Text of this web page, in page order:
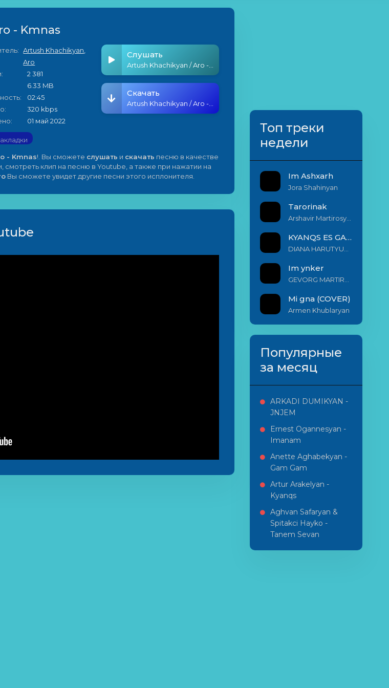
- Kmnas
Artush Khachikyan
Aro
2 381
6.33 MB
02:45
320 kbps
01 май 2022
Слушать
Скачать
- Kmnas!. Вы сможете слушать и скачать песню в качестве
смотреть клип на песню в Youtube, а также при нажатии на
Вы сможете увидет другие песни этого исплонителя.
Топ треки
недели
Im Ashxarh
Jora Shahinyan
Tarorinak
KYANQS ES GALIS EM
Im ynker
Mi gna (COVER)
Armen Khublaryan
Популярные
за месяц
ARKADI DUMIKYAN -
JNJEM
Ernest Ogannesyan -
Imanam
Anette Aghabekyan -
Gam Gam
Artur Arakelyan -
Kyanqs
Aghvan Safaryan &
Spitakci Hayko -
Tanem Sevan